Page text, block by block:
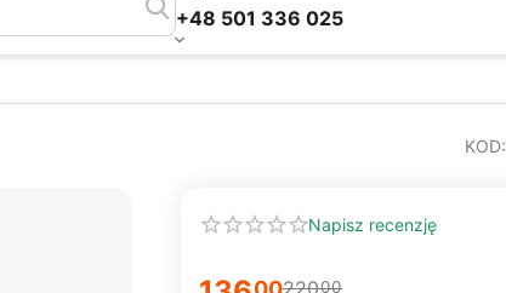
+48 501 336 025
KOD:
Napisz recenzję
22000